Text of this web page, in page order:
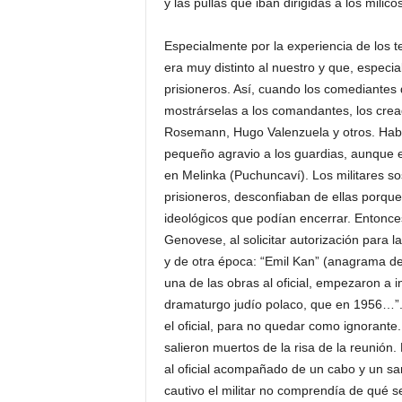
Especialmente por la experiencia de los
era muy distinto al nuestro y que,
prisioneros. Así, cuando los
mostrárselas a los comandantes, los
Rosemann, Hugo Valenzuela y otros.
pequeño agravio a los guardias, aunque
en Melinka (Puchuncaví). Los militares
prisioneros, desconfiaban de ellas
ideológicos que podían encerrar.
Genovese, al solicitar autorización para
y de otra época: “Emil Kan” (anagrama
una de las obras al oficial, empezaron a
dramaturgo judío polaco, que en
el oficial, para no quedar como
salieron muertos de la risa de la
al oficial acompañado de un cabo y un
cautivo el militar no comprendía de qué